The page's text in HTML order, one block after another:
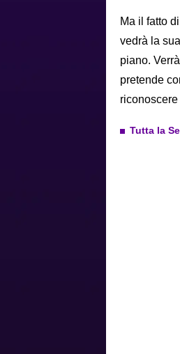
Ma il fatto
vedrà la
piano.
pretende
Tutta la